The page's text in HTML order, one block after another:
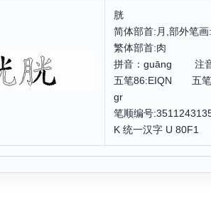
胱
简体部首:月,部外笔
繁体部首:肉
拼音：guāng 注
五笔86:EIQN 五
gr
笔顺编号
K 统一汉字 U 80F1